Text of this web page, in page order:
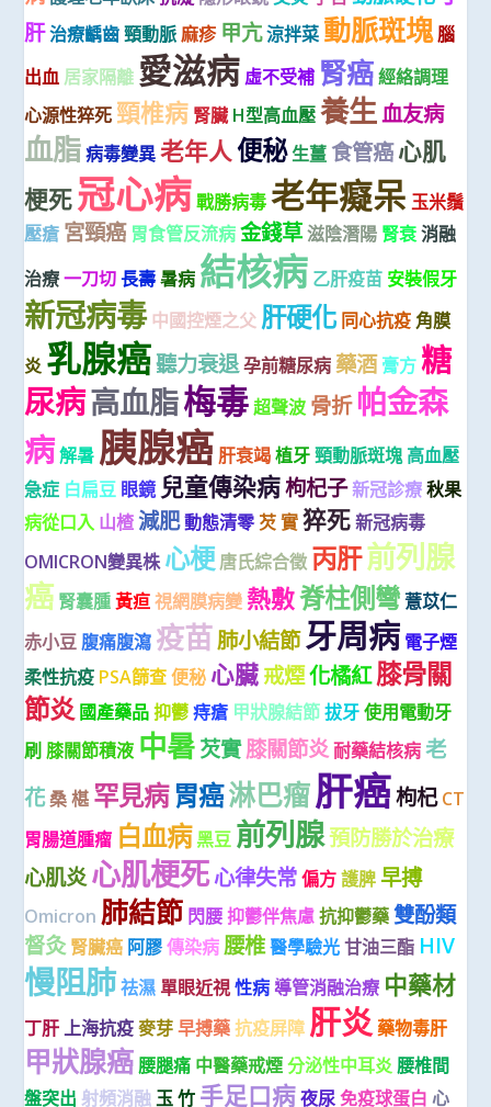
肝治療齲齒 頸動脈 麻疹 甲亢涼拌菜 動脈斑塊腦
出血 居家隔離 愛滋病 虛不受補 腎癌 經絡調理
心源性猝死 頸椎病 腎臟 H型高血壓 養生血友病
血脂 病毒變異 老年人 便秘生薑 食管癌心肌
梗死冠心病 戰勝病毒 老年癡呆 玉米鬚
壓瘡 宮頸癌 胃食管反流病 金錢草滋陰潛陽 腎衰 消融
治療 一刀切 長壽 暑病 結核病 乙肝疫苗 安裝假牙
新冠病毒 中國控煙之父 肝硬化 同心抗疫 角膜
炎 乳腺癌聽力衰退孕前糖尿病 藥酒 膏方 糖
尿病高血脂梅毒 超聲波 骨折 帕金森
病 解暑 胰腺癌 肝衰竭 植牙 頸動脈斑塊 高血壓
急症 白扁豆 眼鏡 兒童傳染病枸杞子新冠診療 秋果
病從口入 山楂 減肥動態清零 芡 實 猝死 新冠病毒
OMICRON變異株 心梗 唐氏綜合徵 丙肝前列腺
癌 腎囊腫 黃疸 視網膜病變 熱敷脊柱側彎薏苡仁
赤小豆 腹痛腹瀉 疫苗肺小結節牙周病 電子煙
柔性抗疫 PSA篩查 便秘 心臟戒煙化橘紅膝骨關
節炎 國產藥品 抑鬱 痔瘡 甲狀腺結節 拔牙 使用電動牙
刷 膝關節積液 中暑芡實膝關節炎耐藥結核病 老
花桑 椹 罕見病 胃癌淋巴瘤肝癌枸杞 CT
胃腸道腫瘤 白血病 黑豆 前列腺預防勝於治療
心肌炎心肌梗死心律失常 偏方 護脾 早搏
Omicron 肺結節 閃腰 抑鬱伴焦慮 抗抑鬱藥 雙酚類
督灸 腎臟癌 阿膠 傳染病 腰椎醫學驗光 甘油三酯 HIV
慢阻肺 祛濕 單眼近視 性病 導管消融治療 中藥材
丁肝 上海抗疫 麥芽 早搏藥 抗疫屏障 肝炎 藥物毒肝
甲狀腺癌 腰腿痛 中醫藥戒煙 分泌性中耳炎 腰椎間
盤突出 射頻消融 玉 竹 手足口病 夜尿 免疫球蛋白 心